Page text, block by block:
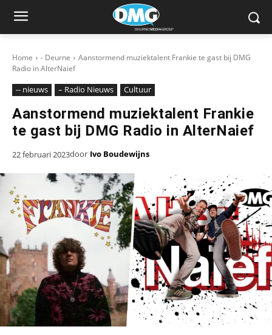
Home - Deurne
Aanstormend muziektalent Frankie te gast bij DMG
Radio in AlterNaief
-- nieuws – Radio Nieuws Cultuur
Aanstormend muziektalent Frankie
te gast bij DMG Radio in AlterNaief
22 februari 2023door Ivo Boudewijns